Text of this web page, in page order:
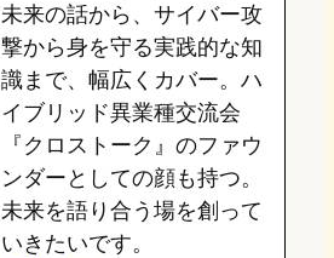
未来の話から、サイバー攻
撃から身を守る実践的な知
識まで、幅広くカバー。ハ
イブリッド異業種交流会
『クロストーク』のファウ
ンダーとしての顔も持つ。
未来を語り合う場を創って
いきたいです。